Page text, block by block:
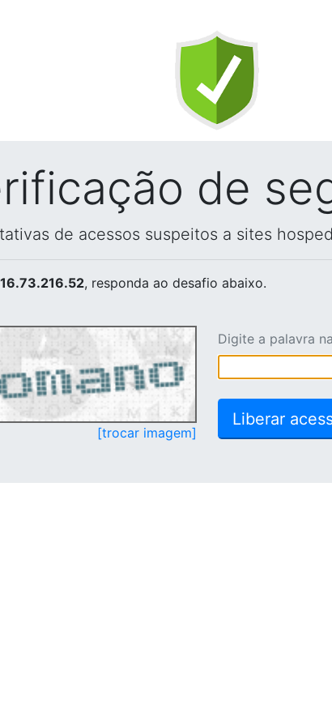
de
de acessos suspeitos a sites
, responda ao desafio abaixo.
[trocar imagem]
Digite a palavra